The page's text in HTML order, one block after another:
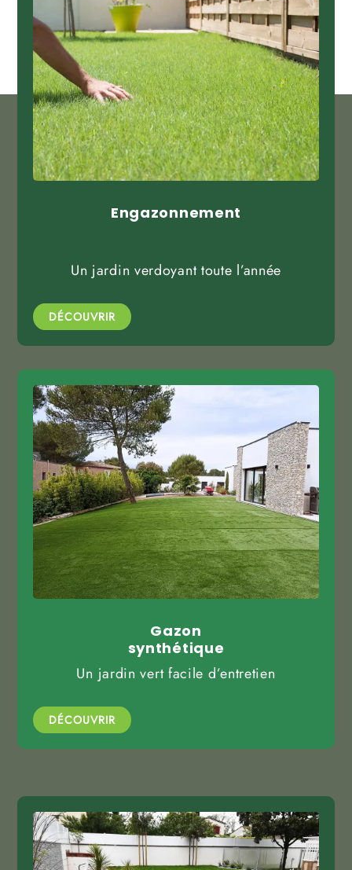
Engazonnement
Un jardin verdoyant toute l’année
DÉCOUVRIR
Gazon
synthétique
Un jardin vert facile d’entretien
DÉCOUVRIR